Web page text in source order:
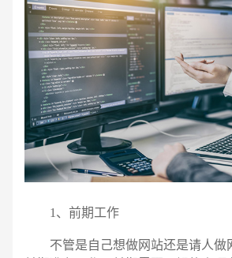
1、前期工作
不管是自己想做网站还是请人做
请输入您的公司名称